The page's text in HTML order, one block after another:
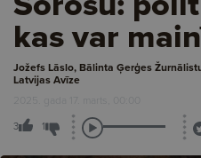
kas var
Jožefs Lāslo, Bālinta Ģerģes
Latvijas Avīze
2025. gada 17. marts, 00:00
3 1